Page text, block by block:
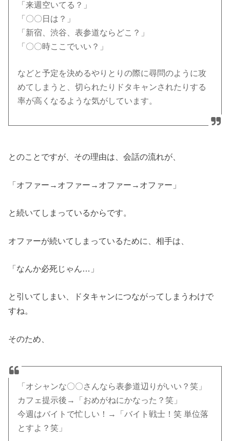
「来週空いてる？」
「〇〇日は？」
「新宿、渋谷、表参道ならどこ？」
「〇〇時ここでいい？」
などと予定を決めるやりとりの際に尋問のように攻
めてしまうと、切られたりドタキャンされたりする
率が高くなるような気がしています。
とのことですが、その理由は、会話の流れが、
「オファー→オファー→オファー→オファー」
と続いてしまっているからです。
オファーが続いてしまっているために、相手は、
「なんか必死じゃん…」
と引いてしまい、ドタキャンにつながってしまうわけで
すね。
そのため、
「オシャンな〇〇さんなら表参道辺りがいい？笑」
カフェ提示後→「おめがねにかなった？笑」
今週はバイトで忙しい！→「バイト戦士！笑 単位落
とすよ？笑」